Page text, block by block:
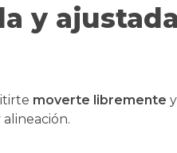
y
moverte libremente